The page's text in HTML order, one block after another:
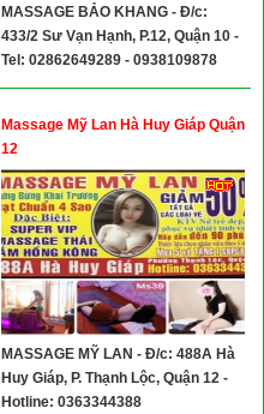
MASSAGE BẢO KHANG - Đ/c:
433/2 Sư Vạn Hạnh, P.12, Quận 10 -
Tel: 02862649289 - 0938109878
Massage Mỹ Lan Hà Huy Giáp Quận
12
MASSAGE MỸ LAN - Đ/c: 488A Hà
Huy Giáp, P. Thạnh Lộc, Quận 12 -
Hotline: 0363344388